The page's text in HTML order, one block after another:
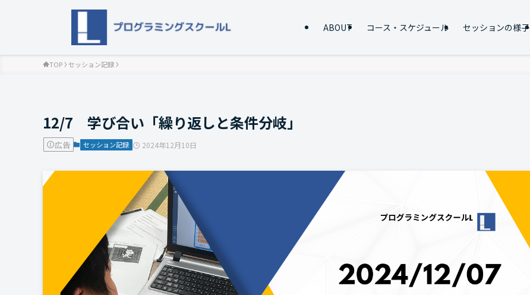
ABOUT コース・スケジュール セッションの様子
TOP セッション記録
12/7 学び合い「繰り返しと条件分岐」
広告 セッション記録 2024年12月10日